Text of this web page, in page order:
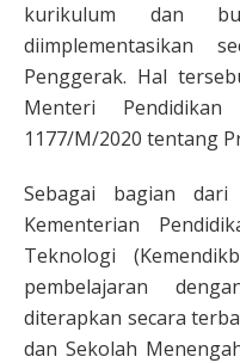
kurikulum dan
diimplementasikan
Penggerak. Hal
Menteri
1177/M/2020 tentang
Sebagai bagian
Kementerian
Teknologi
pembelajaran
diterapkan secara
dan Sekolah